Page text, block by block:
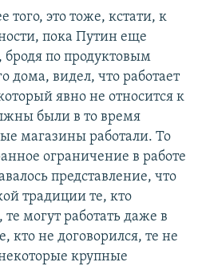
того, это тоже, кстати, к
пока Путин еще
бродя по продуктовым
дома, видел, что работает
явно не относится к
были в то время
магазины работали. То
ограничение в работе
представление, что
традиции те, кто
те могут работать даже в
кто не договорился, те не
крупные